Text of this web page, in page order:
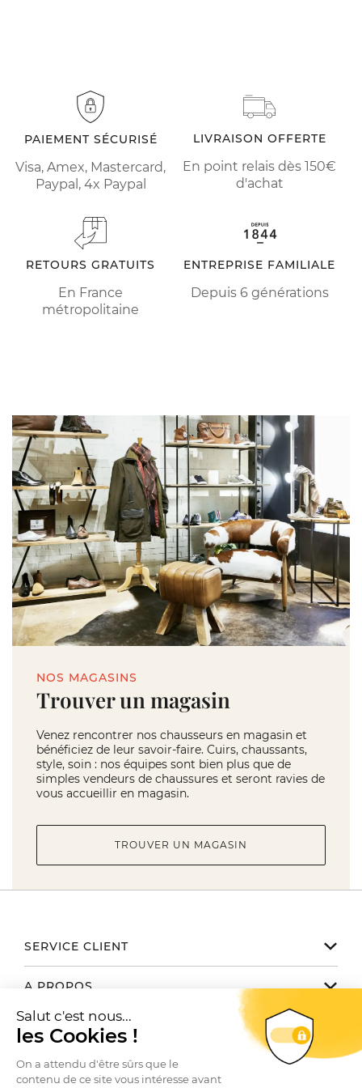
PAIEMENT SÉCURISÉ
Visa, Amex, Mastercard,
Paypal, 4x Paypal
LIVRAISON OFFERTE
En point relais dès 150€
d'achat
RETOURS GRATUITS
En France
métropolitaine
ENTREPRISE FAMILIALE
Depuis 6 générations
NOS MAGASINS
Trouver un magasin
Venez rencontrer nos chausseurs en magasin et
bénéficiez de leur savoir-faire. Cuirs, chaussants,
style, soin : nos équipes sont bien plus que de
simples vendeurs de chaussures et seront ravies de
vous accueillir en magasin.
TROUVER UN MAGASIN
SERVICE CLIENT
de 9h à 17h du lundi au vendredi
Email serviceclient@manbow.fr
Téléphone01 78 35 10 20
Conditions générales des promotions
A PROPOS
Nos engagements
Le Club
NOUS TROUVER / CONTACTER
Toutes nos boutiques